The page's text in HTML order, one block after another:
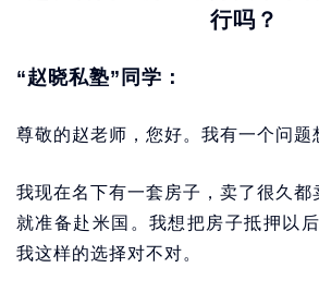
行吗？
“赵晓私塾”同学：
尊敬的赵老师，您好。我有一个问题
我现在名下有一套房子，卖了很久都
就准备赴米国。我想把房子抵押以
我这样的选择对不对。